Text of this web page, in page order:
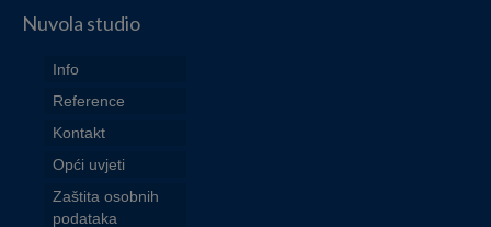
Nuvola studio
Info
Reference
Kontakt
Opći uvjeti
Zaštita osobnih
podataka